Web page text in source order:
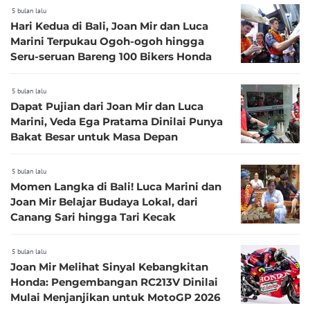
5 bulan lalu
Hari Kedua di Bali, Joan Mir dan Luca
Marini Terpukau Ogoh-ogoh hingga
Seru-seruan Bareng 100 Bikers Honda
5 bulan lalu
Dapat Pujian dari Joan Mir dan Luca
Marini, Veda Ega Pratama Dinilai Punya
Bakat Besar untuk Masa Depan
5 bulan lalu
Momen Langka di Bali! Luca Marini dan
Joan Mir Belajar Budaya Lokal, dari
Canang Sari hingga Tari Kecak
5 bulan lalu
Joan Mir Melihat Sinyal Kebangkitan
Honda: Pengembangan RC213V Dinilai
Mulai Menjanjikan untuk MotoGP 2026